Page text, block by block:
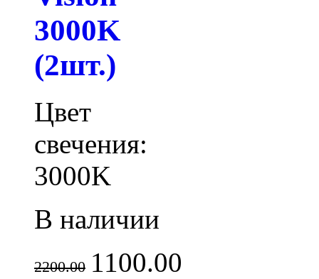
3000K
(2шт.)
Цвет
свечения:
3000K
В наличии
2200.00 1100.00